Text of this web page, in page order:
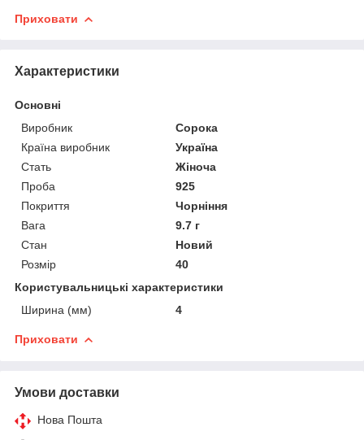
Приховати
Характеристики
Основні
Виробник
Сорока
Країна виробник
Україна
Стать
Жіноча
Проба
925
Покриття
Чорніння
Вага
9.7 г
Стан
Новий
Розмір
40
Користувальницькі характеристики
Ширина (мм)
4
Приховати
Умови доставки
Нова Пошта